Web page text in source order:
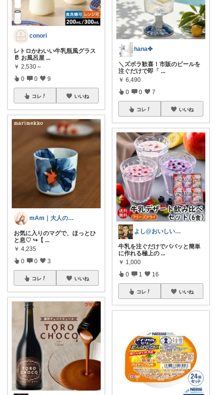
conori
レトロかわいい牛乳瓶風グラス
🥛 お風呂屋 ...
￥ 2,530～
0 0 9
コレ いいね
mAm｜大人のご褒美セレクト
お気に入りのマグで、ほっとひ
と息♡ ↪︎【 ...
￥ 4,235
0 0 3
コレ いいね
hana✤
＼ズボラ歓喜！市販のビールを
注ぐだけで即「 ...
￥ 6,490
0 0 7
コレ いいね
よし@おいしいもの大好き
牛乳を注ぐだけでパパッと簡単
に作れる極上の ...
￥ 1,000
0 1 16
コレ いいね